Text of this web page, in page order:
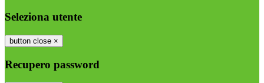
Seleziona utente
button close ×
Recupero password